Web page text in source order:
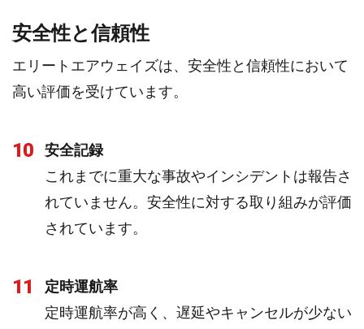
安全性と信頼性
エリートエアウェイズは、安全性と信頼性において
高い評価を受けています。
10
安全記録
これまでに重大な事故やインシデントは報告さ
れていません。安全性に対する取り組みが評価
されています。
11
定時運航率
定時運航率が高く、遅延やキャンセルが少ない